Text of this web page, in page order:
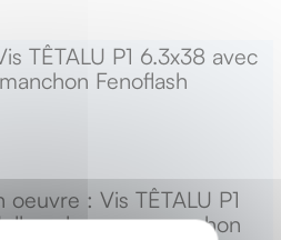
TÊTALU P1 6.3x38 avec
Fenoflash
: Vis TÊTALU P1
vulca pour manchon